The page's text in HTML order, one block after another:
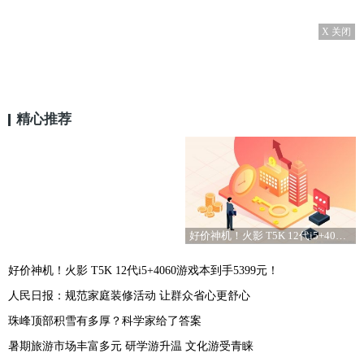
X 关闭
精心推荐
好价神机！火影 T5K 12代i5+4060游戏本到手5399元！
好价神机！火影 T5K 12代i5+4060游戏本到手5399元！
人民日报：规范家庭装修活动 让群众省心更舒心
珠峰顶部积雪有多厚？科学家给了答案
暑期旅游市场丰富多元 研学游升温 文化游受青睐